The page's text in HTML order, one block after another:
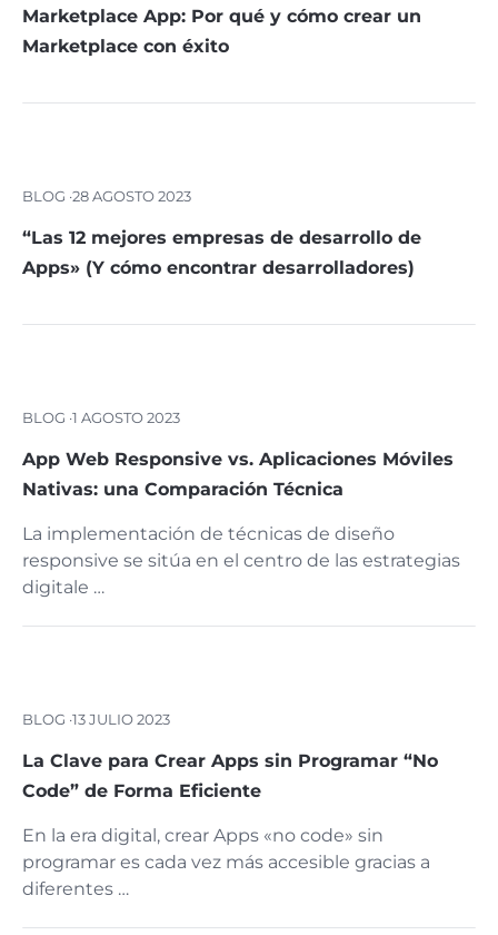
Marketplace App: Por qué y cómo crear un
Marketplace con éxito
BLOG ·28 AGOSTO 2023
“Las 12 mejores empresas de desarrollo de
Apps» (Y cómo encontrar desarrolladores)
BLOG ·1 AGOSTO 2023
App Web Responsive vs. Aplicaciones Móviles
Nativas: una Comparación Técnica
La implementación de técnicas de diseño
responsive se sitúa en el centro de las estrategias
digitale …
BLOG ·13 JULIO 2023
La Clave para Crear Apps sin Programar “No
Code” de Forma Eficiente
En la era digital, crear Apps «no code» sin
programar es cada vez más accesible gracias a
diferentes …